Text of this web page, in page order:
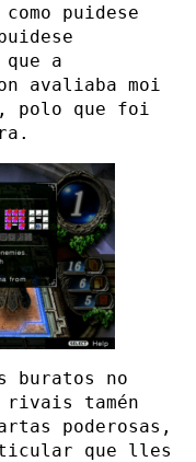
puidese
a
avaliaba moi
polo que foi
buratos no
rivais tamén
poderosas,
que lles